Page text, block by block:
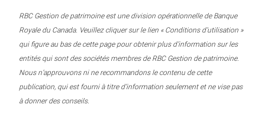
RBC Gestion de patrimoine est une division opérationnelle de Banque
Royale du Canada. Veuillez cliquer sur le lien « Conditions d’utilisation »
qui figure au bas de cette page pour obtenir plus d’information sur les
entités qui sont des sociétés membres de RBC Gestion de patrimoine.
Nous n’approuvons ni ne recommandons le contenu de cette
publication, qui est fourni à titre d’information seulement et ne vise pas
à donner des conseils.